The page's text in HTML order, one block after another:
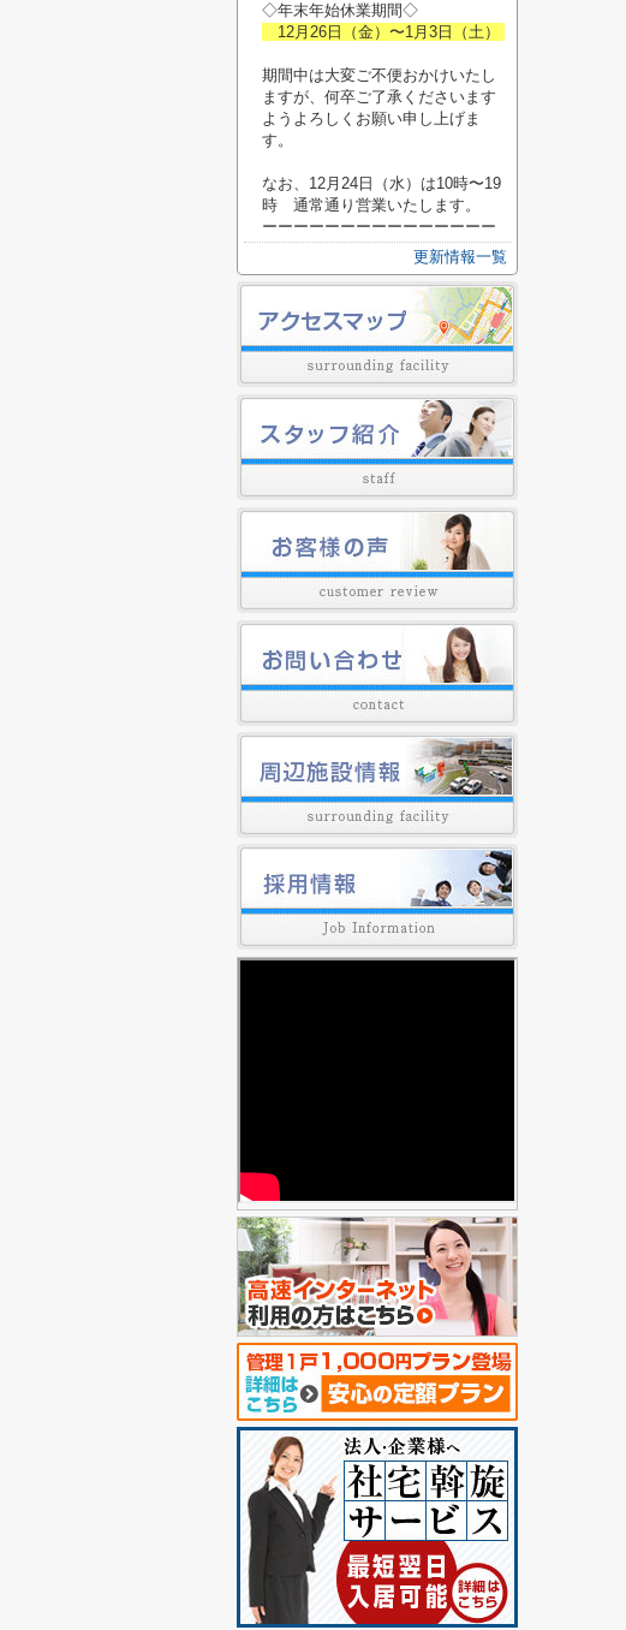
◇年末年始休業期間◇
12月26日（金）〜1月3日（土）
期間中は大変ご不便おかけいたし
ますが、何卒ご了承くださいます
ようよろしくお願い申し上げま
す。
なお、12月24日（水）は10時〜19
時 通常通り営業いたします。
ーーーーーーーーーーーーーーー
更新情報一覧